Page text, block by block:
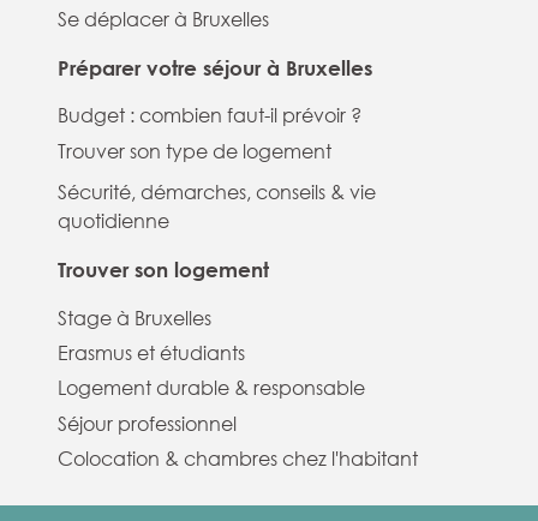
Se déplacer à Bruxelles
Préparer votre séjour à Bruxelles
Budget : combien faut-il prévoir ?
Trouver son type de logement
Sécurité, démarches, conseils & vie
quotidienne
Trouver son logement
Stage à Bruxelles
Erasmus et étudiants
Logement durable & responsable
Séjour professionnel
Colocation & chambres chez l'habitant